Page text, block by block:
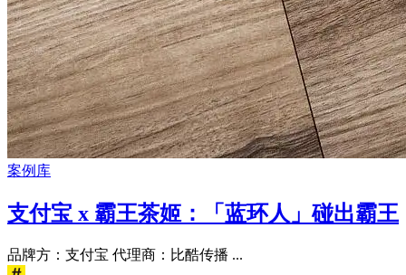
案例库
支付宝 x 霸王茶姬：「蓝环人」碰出霸王
品牌方：支付宝 代理商：比酷传播 ...